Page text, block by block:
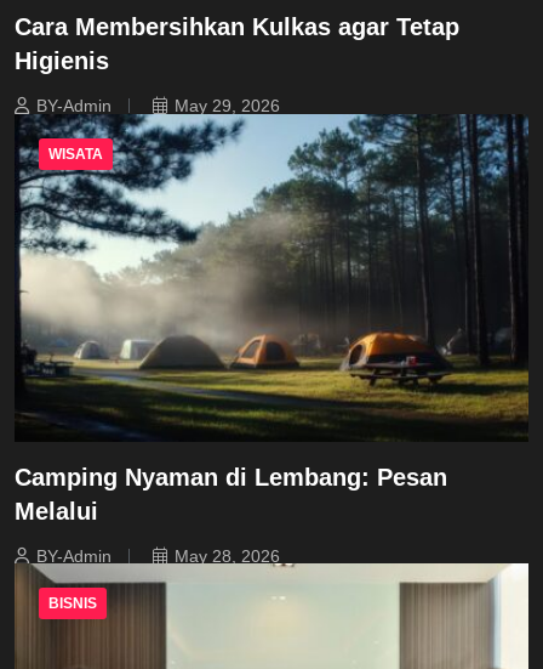
Cara Membersihkan Kulkas agar Tetap
Higienis
BY-Admin May 29, 2026
WISATA
Camping Nyaman di Lembang: Pesan
Melalui
BY-Admin May 28, 2026
BISNIS